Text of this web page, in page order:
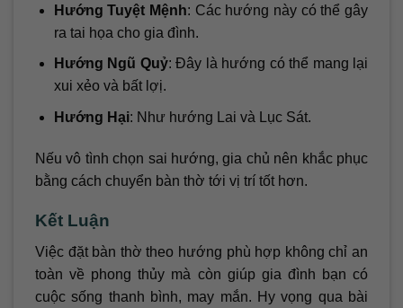
Hướng Tuyệt Mệnh: Các hướng này có thể gây
ra tai họa cho gia đình.
Hướng Ngũ Quỷ: Đây là hướng có thể mang lại
xui xẻo và bất lợị.
Hướng Hại: Như hướng Lai và Lục Sát.
Nếu vô tình chọn sai hướng, gia chủ nên khắc phục
bằng cách chuyển bàn thờ tới vị trí tốt hơn.
Kết Luận
Việc đặt bàn thờ theo hướng phù hợp không chỉ an
toàn về phong thủy mà còn giúp gia đình bạn có
cuộc sống thanh bình, may mắn. Hy vọng qua bài